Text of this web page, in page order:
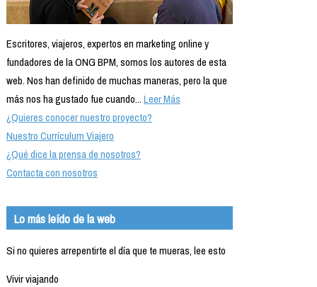
Escritores, viajeros, expertos en marketing online y
fundadores de la ONG BPM, somos los autores de esta
web. Nos han definido de muchas maneras, pero la que
más nos ha gustado fue cuando...Leer Más
¿Quieres conocer nuestro proyecto?
Nuestro Currículum Viajero
¿Qué dice la prensa de nosotros?
Contacta con nosotros
Lo más leído de la web
Si no quieres arrepentirte el día que te mueras, lee esto
Vivir viajando